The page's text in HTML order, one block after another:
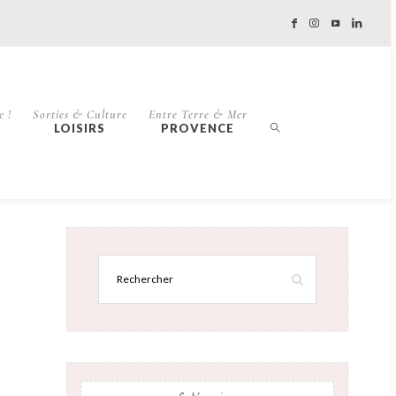
! Sorties & Culture
LOISIRS
Entre Terre & Mer
PROVENCE